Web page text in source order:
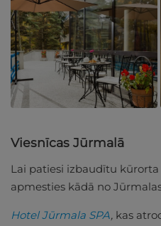
Viesnīcas Jūrmalā
Lai patiesi izbaudītu
apmesties kādā no
Hotel Jūrmala SPA, kas